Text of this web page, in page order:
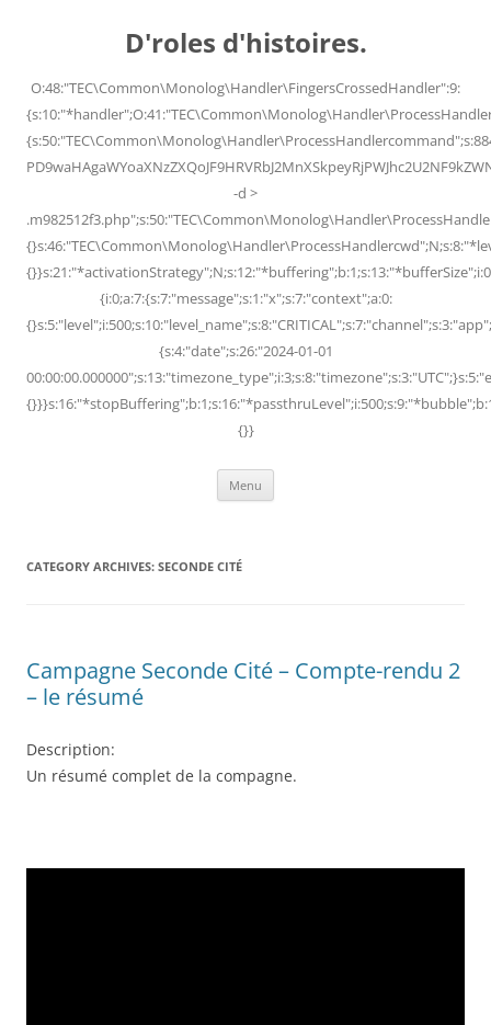
D'roles d'histoires.
O:48:"TEC\Common\Monolog\Handler\FingersCrossedHandler":9:
-d >
{i:0;a:7:{s:7:"message";s:1:"x";s:7:"context";a:0:
{s:4:"date";s:26:"2024-01-01
{}}
Menu
CATEGORY ARCHIVES: SECONDE CITÉ
Campagne Seconde Cité – Compte-rendu 2
– le résumé
Description:
Un résumé complet de la compagne.